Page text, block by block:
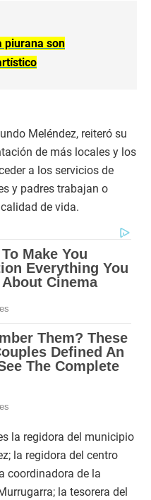
piurana son
Meléndez, reiteró su
de más locales y los
a los servicios de
y padres trabajan o
de vida.
la regidora del municipio
la regidora del centro
coordinadora de la
la tesorera del